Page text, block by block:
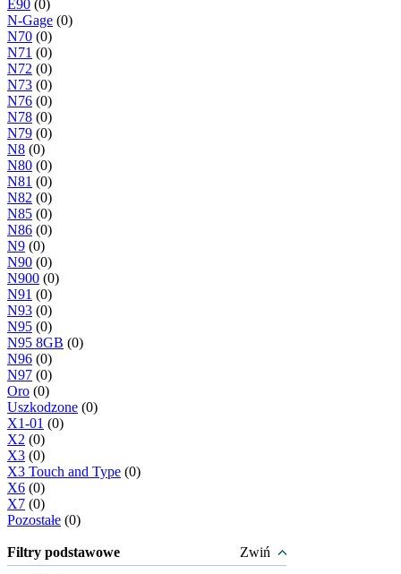
E90 (0)
N-Gage (0)
N70 (0)
N71 (0)
N72 (0)
N73 (0)
N76 (0)
N78 (0)
N79 (0)
N8 (0)
N80 (0)
N81 (0)
N82 (0)
N85 (0)
N86 (0)
N9 (0)
N90 (0)
N900 (0)
N91 (0)
N93 (0)
N95 (0)
N95 8GB (0)
N96 (0)
N97 (0)
Oro (0)
Uszkodzone (0)
X1-01 (0)
X2 (0)
X3 (0)
X3 Touch and Type (0)
X6 (0)
X7 (0)
Pozostałe (0)
Filtry podstawowe Zwiń